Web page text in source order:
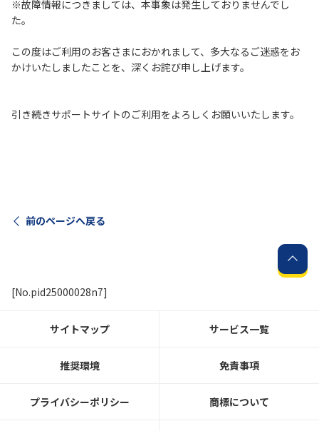
※故障情報につきましては、本事象は発生しておりませんでし
た。
この度はご利用のお客さまにおかれまして、多大なるご迷惑をお
かけいたしましたことを、深くお詫び申し上げます。
引き続きサポートサイトのご利用をよろしくお願いいたします。
前のページへ戻る
[No.pid25000028n7]
サイトマップ サービス一覧
推奨環境 免責事項
プライバシーポリシー 商標について